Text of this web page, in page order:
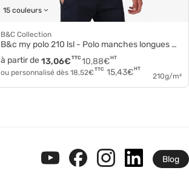
15 couleurs
B&C Collection
B&c my polo 210 lsl - Polo manches longues coton pu427
à partir de
10,88€HT
13,06€ TTC
ou personnalisé dès 18,52€ TTC 15,43€HT
210g/m²
Blog